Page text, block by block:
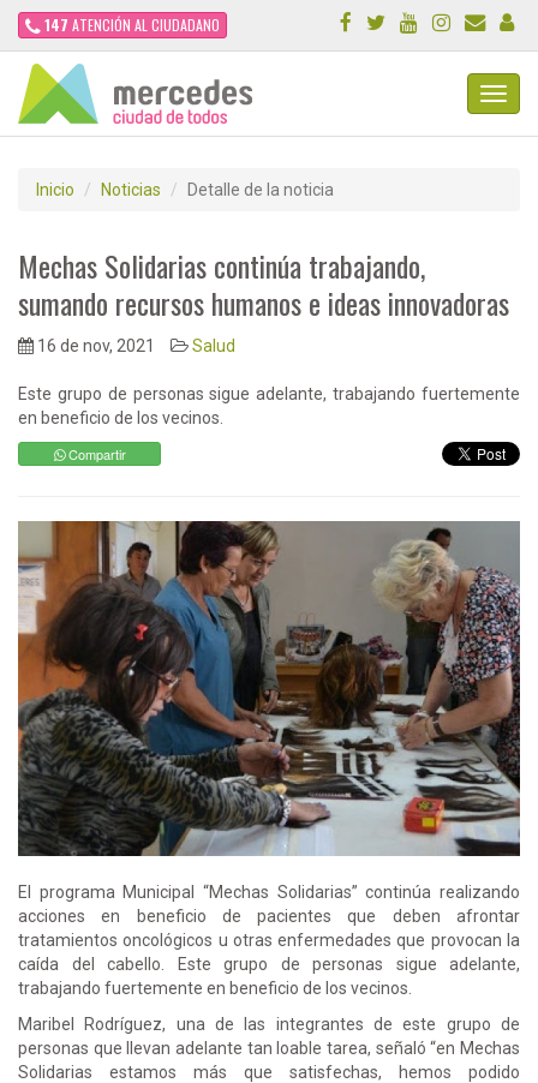
147 ATENCIÓN AL CIUDADANO
Inicio Noticias Detalle de la noticia
Mechas Solidarias continúa trabajando,
sumando recursos humanos e ideas innovadoras
16 de nov, 2021 Salud
Este grupo de personas sigue adelante, trabajando fuertemente
en beneficio de los vecinos.
Compartir
El programa Municipal “Mechas Solidarias” continúa realizando
acciones en beneficio de pacientes que deben afrontar
tratamientos oncológicos u otras enfermedades que provocan la
caída del cabello. Este grupo de personas sigue adelante,
trabajando fuertemente en beneficio de los vecinos.
Maribel Rodríguez, una de las integrantes de este grupo de
personas que llevan adelante tan loable tarea, señaló “en Mechas
Solidarias estamos más que satisfechas, hemos podido